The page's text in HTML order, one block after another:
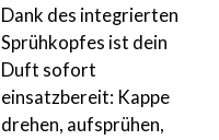
Dank des integrierten
Sprühkopfes ist dein
Duft sofort
einsatzbereit: Kappe
drehen, aufsprühen,